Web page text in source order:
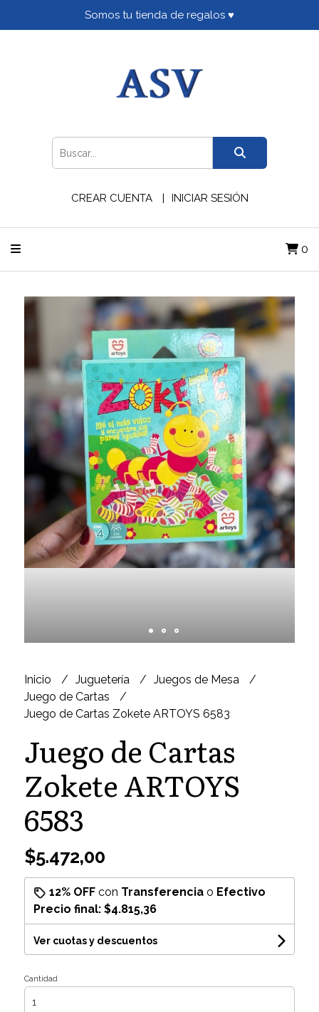
Somos tu tienda de regalos ♥
CREAR CUENTA INICIAR SESIÓN
0
Inicio Juguetería
Juegos de Mesa
Juego de Cartas
Juego de Cartas Zokete ARTOYS 6583
Juego de Cartas
Zokete ARTOYS
6583
$5.472,00
12% OFFcon Transferenciao Efectivo
Precio final: $4.815,36
Ver cuotas y descuentos
Cantidad